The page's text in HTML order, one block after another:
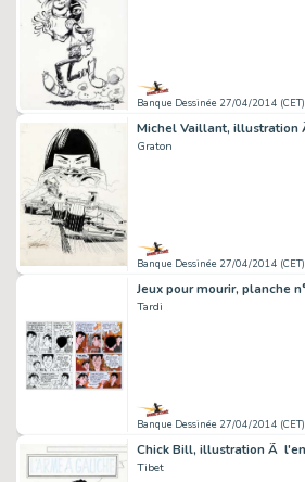
Banque Dessinée 27/04/2014 (CET)
Graton
Banque Dessinée 27/04/2014 (CET)
Tardi
Banque Dessinée 27/04/2014 (CET)
Tibet